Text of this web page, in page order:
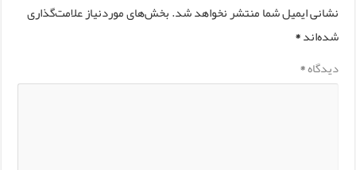
نشانی ایمیل شما منتشر نخواهد شد.بخش‌های موردنیاز علامت‌گذاری
شده‌اند*
دیدگاه*